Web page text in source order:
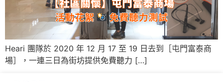
Heari 團隊於 2020 年 12 月 17 至 19 日去到［屯門富泰商
場］，一連三日為街坊提供免費聽力 […]